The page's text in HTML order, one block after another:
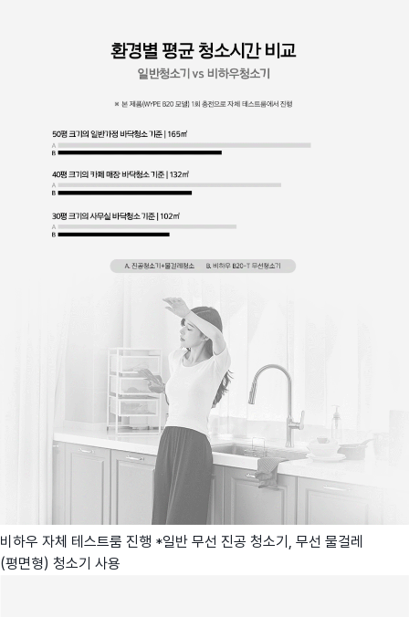
비하우 자체 테스트룸 진행 *일반 무선 진공 청소기, 무선 물걸레
(평면형) 청소기 사용